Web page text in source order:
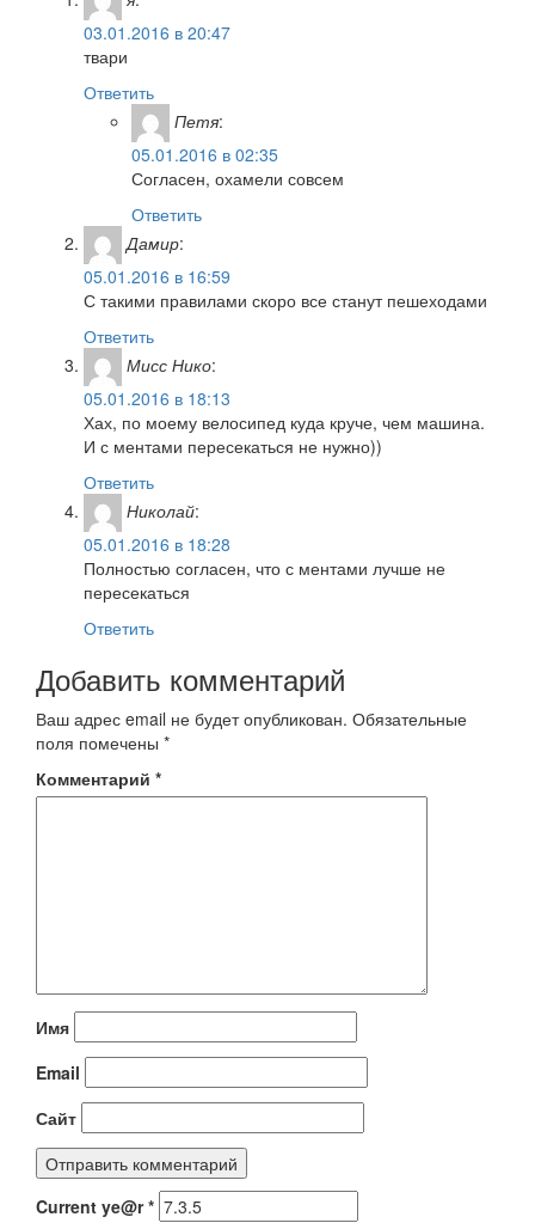
03.01.2016 в 20:47
твари
Ответить
Петя:
05.01.2016 в 02:35
Согласен, охамели совсем
Ответить
Дамир:
05.01.2016 в 16:59
С такими правилами скоро все станут пешеходами
Ответить
Мисс Нико:
05.01.2016 в 18:13
Хах, по моему велосипед куда круче, чем машина.
И с ментами пересекаться не нужно))
Ответить
Николай:
05.01.2016 в 18:28
Полностью согласен, что с ментами лучше не
пересекаться
Ответить
Добавить комментарий
Ваш адрес email не будет опубликован. Обязательные
поля помечены *
Комментарий *
Имя
Email
Сайт
Current ye@r*